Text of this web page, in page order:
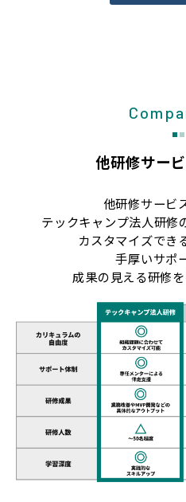
他研修サー
他研修サービ
テックキャンプ法人研修
カスタマイズでき
手厚いサポ
成果の見える研修を